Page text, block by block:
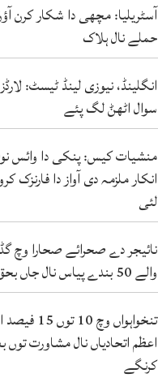
آسٹریلیا: مچھی دا شکار کرن
حملے نال ہلاک
انگلینڈ، نیوزی لینڈ ٹیسٹ:
سوال اٹھݨ لگ پئے
منشیات کیس: پنکی دا وائس
انکار ملزمہ دی آواز دا
لئی
نائیجر دے صحرائے صحارا وچ
والے 50 بندے پیاس نال جاں بحق
اعظم اتحادیاں نال مشاورت
کرنگے